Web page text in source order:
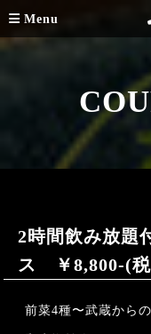
Menu
2時間飲み放題
ス ￥8,800-(
前菜4種〜武蔵から